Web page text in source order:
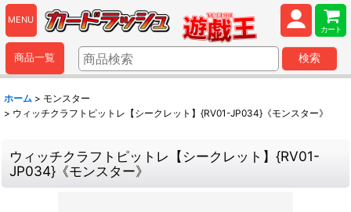
MENU
カート
商品一覧 検索
ホーム > モンスター
> ウィッチクラフトピットレ【シークレット】{RV01-JP034}《モンスター》
ウィッチクラフトピットレ【シークレット】{RV01-
JP034}《モンスター》